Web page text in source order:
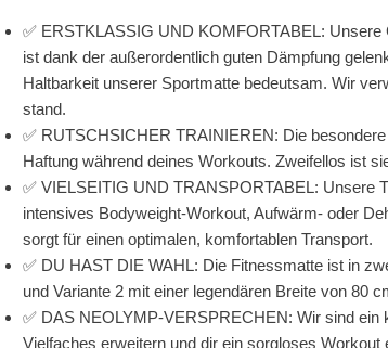
✅ ERSTKLASSIG UND KOMFORTABEL:
ist dank der außerordentlich guten Dämpfung
Haltbarkeit unserer Sportmatte bedeutsam. Wir
stand.
✅ RUTSCHSICHER TRAINIEREN: Die
Haftung während deines Workouts. Zweifellos ist
✅ VIELSEITIG UND TRANSPORTABEL: Unsere
intensives Bodyweight-Workout, Aufwärm- oder
sorgt für einen optimalen, komfortablen Transport.
✅ DU HAST DIE WAHL: Die Fitnessmatte ist in
und Variante 2 mit einer legendären Breite von 80
✅ DAS NEOLYMP-VERSPRECHEN: Wir sind
Vielfaches erweitern und dir ein sorgloses